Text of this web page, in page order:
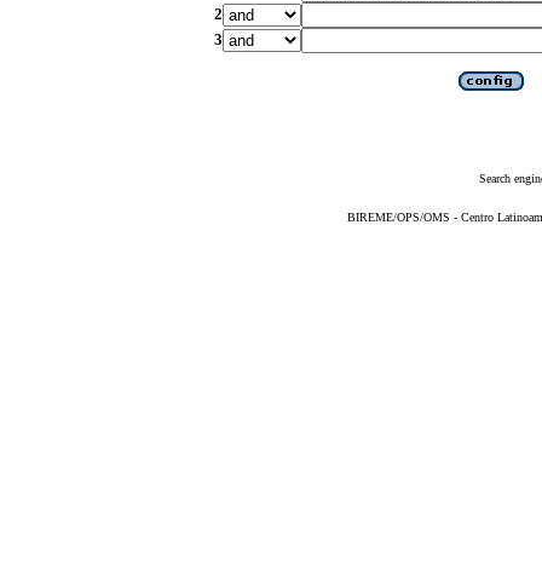
2
3
Search
BIREME/OPS/OMS - Centro